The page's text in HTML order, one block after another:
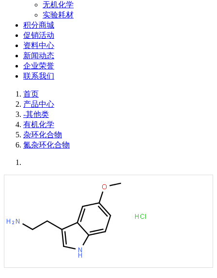
无机化学
实验耗材
积分商城
促销活动
资料中心
新闻动态
企业荣誉
联系我们
首页
产品中心
-其他类
有机化学
杂环化合物
氮杂环化合物